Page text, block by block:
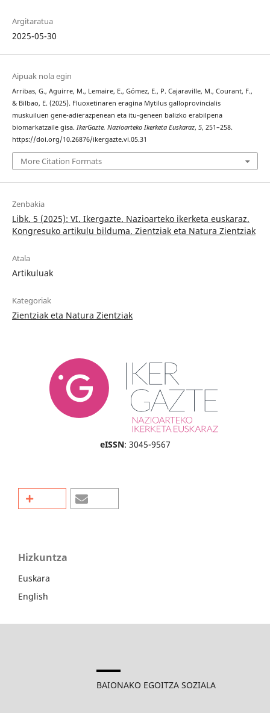
Argitaratua
2025-05-30
Aipuak nola egin
Arribas, G., Aguirre, M., Lemaire, E., Gómez, E., P. Cajaraville, M., Courant, F.,
& Bilbao, E. (2025). Fluoxetinaren eragina Mytilus galloprovincialis
muskuiluen gene-adierazpenean eta itu-geneen balizko erabilpena
biomarkatzaile gisa. IkerGazte. Nazioarteko Ikerketa Euskaraz, 5, 251–258.
https://doi.org/10.26876/ikergazte.vi.05.31
More Citation Formats
Zenbakia
Libk. 5 (2025): VI. Ikergazte. Nazioarteko ikerketa euskaraz.
Kongresuko artikulu bilduma. Zientziak eta Natura Zientziak
Atala
Artikuluak
Kategoriak
Zientziak eta Natura Zientziak
eISSN: 3045-9567
Hizkuntza
Euskara
English
BAIONAKO EGOITZA SOZIALA